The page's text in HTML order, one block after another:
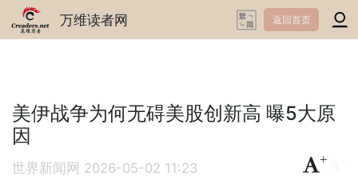
万维读者网 返回首页
美伊战争为何无碍美股创新高 曝5大原
因
世界新闻网 2026-05-02 11:23
+